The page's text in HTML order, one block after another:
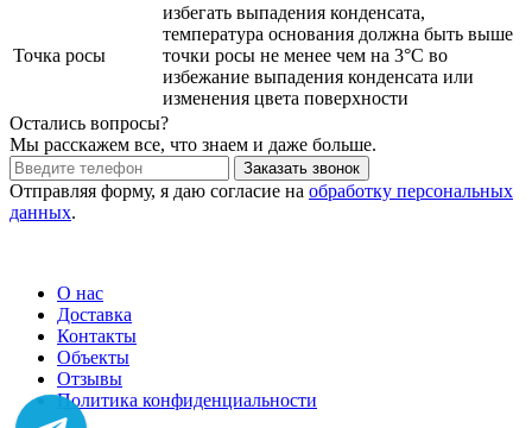
Точка росы
избегать выпадения конденсата,
температура основания должна быть выше
точки росы не менее чем на 3°С во
избежание выпадения конденсата или
изменения цвета поверхности
Остались вопросы?
Мы расскажем все, что знаем и даже больше.
Отправляя форму, я даю согласие на обработку персональных
данных.
О нас
Доставка
Контакты
Объекты
Отзывы
Политика конфиденциальности